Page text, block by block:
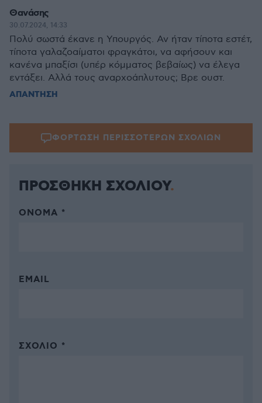
Θανάσης
30.07.2024, 14:33
Πολύ σωστά έκανε η Υπουργός. Αν ήταν τίποτα εστέτ,
τίποτα γαλαζοαίματοι φραγκάτοι, να αφήσουν και
κανένα μπαξίσι (υπέρ κόμματος βεβαίως) να έλεγα
εντάξει. Αλλά τους αναρχοάπλυτους; Βρε ουστ.
ΑΠΑΝΤΗΣΗ
ΦΟΡΤΩΣΗ ΠΕΡΙΣΣΟΤΕΡΩΝ ΣΧΟΛΙΩΝ
ΠΡΟΣΘΗΚΗ ΣΧΟΛΙΟΥ
ΌΝΟΜΑ *
EMAIL
ΣΧΌΛΙΟ *